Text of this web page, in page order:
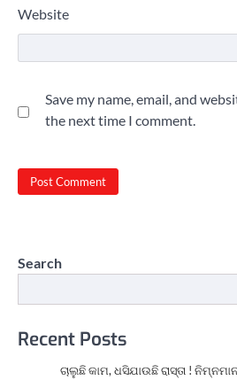
Website
Save my name, email, and
the next time I comment.
Search
Recent Posts
ଚାଲୁଛି କାମ, ଧସିଯାଉଛି ରାସ୍ତା !